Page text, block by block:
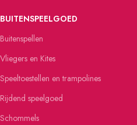
BUITENSPEELGOED
Buitenspellen
Vliegers en Kites
Speeltoestellen en trampolines
Rijdend speelgoed
Schommels